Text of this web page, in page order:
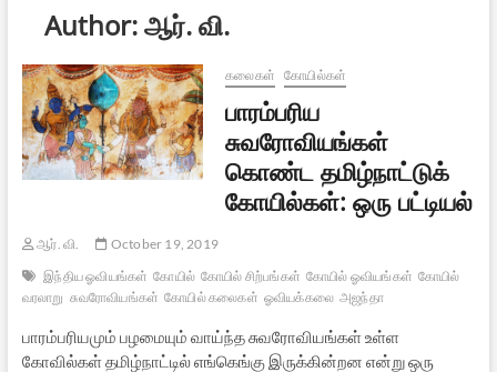
Author:ஆர். வி.
கலைகள் கோயில்கள்
பாரம்பரிய
சுவரோவியங்கள்
கொண்ட தமிழ்நாட்டுக்
கோயில்கள்: ஒரு பட்டியல்
ஆர். வி.
October 19, 2019
இந்திய ஓவியங்கள் கோயில் கோயில் சிற்பங்கள் கோயில் ஓவியங்கள் கோயில்
வரலாறு சுவரோவியங்கள் கோயில் கலைகள் ஓவியக்கலை அஜந்தா
பாரம்பரியமும் பழமையும் வாய்ந்த சுவரோவியங்கள் உள்ள
கோவில்கள் தமிழ்நாட்டில் எங்கெங்கு இருக்கின்றன என்று ஒரு